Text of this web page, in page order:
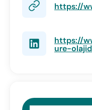
https://
https://
ure-